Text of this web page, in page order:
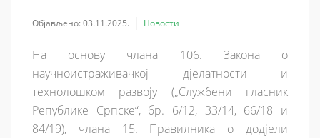
Објављено: 03.11.2025. Новости
На основу члана 106. Закона о
научноистраживачкој дјелатности и
технолошком развоју („Службени гласник
Републике Српске“, бр. 6/12, 33/14, 66/18 и
84/19), члана 15. Правилника о додјели